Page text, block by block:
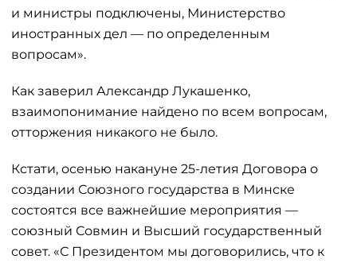
и министры подключены, Министерство
иностранных дел — по определенным
вопросам».
Как заверил Александр Лукашенко,
взаимопонимание найдено по всем вопросам,
отторжения никакого не было.
Кстати, осенью накануне 25-летия Договора о
создании Союзного государства в Минске
состоятся все важнейшие мероприятия —
союзный Совмин и Высший государственный
совет. «С Президентом мы договорились, что к